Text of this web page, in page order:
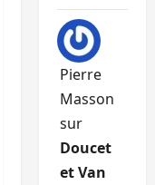
Pierre
Masson
sur
Doucet
et Van